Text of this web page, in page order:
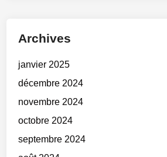
Archives
janvier 2025
décembre 2024
novembre 2024
octobre 2024
septembre 2024